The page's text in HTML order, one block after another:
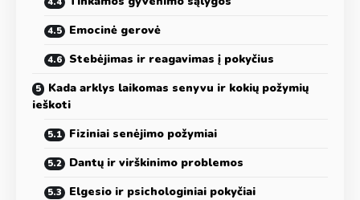
Emocinė gerovė
Stebėjimas ir reagavimas į pokyčius
Kada arklys laikomas senyvu ir kokių požymių
ieškoti
Fiziniai senėjimo požymiai
Dantų ir virškinimo problemos
Elgesio ir psichologiniai pokyčiai